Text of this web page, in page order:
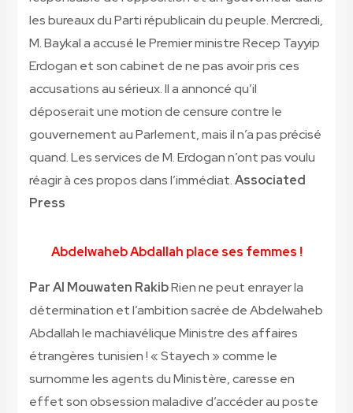
les bureaux du Parti républicain du peuple. Mercredi,
M. Baykal a accusé le Premier ministre Recep Tayyip
Erdogan et son cabinet de ne pas avoir pris ces
accusations au sérieux. Il a annoncé qu’il
déposerait une motion de censure contre le
gouvernement au Parlement, mais il n’a pas précisé
quand. Les services de M. Erdogan n’ont pas voulu
réagir à ces propos dans l’immédiat.Associated
Press
Abdelwaheb Abdallah place ses femmes !
Par Al Mouwaten RakibRien ne peut enrayer la
détermination et l’ambition sacrée de Abdelwaheb
Abdallah le machiavélique Ministre des affaires
étrangères tunisien ! « Stayech » comme le
surnomme les agents du Ministère, caresse en
effet son obsession maladive d’accéder au poste